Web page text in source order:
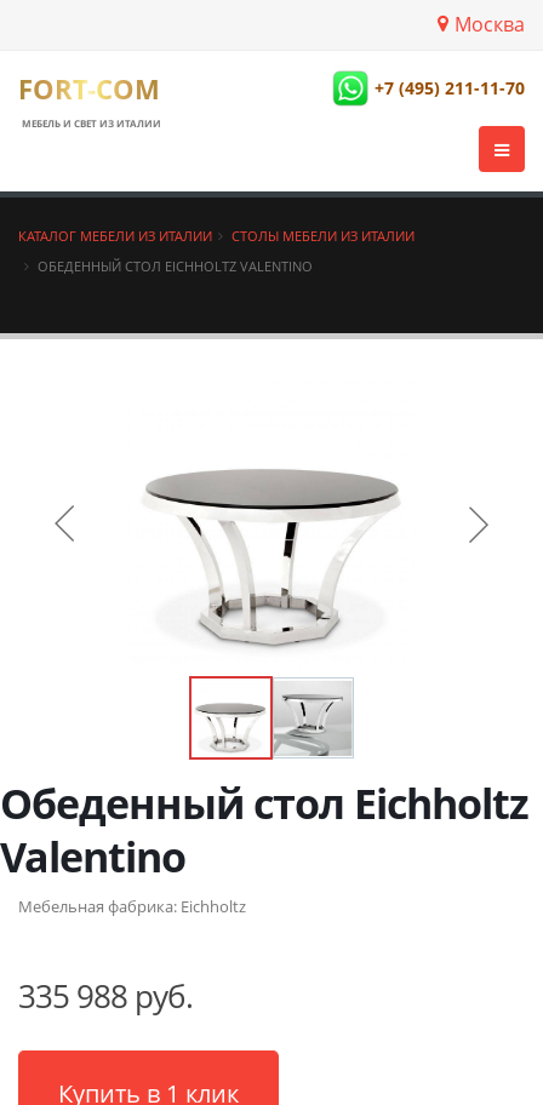
Москва
FORT-COM
МЕБЕЛЬ И СВЕТ ИЗ ИТАЛИИ
+7 (495) 211-11-70
КАТАЛОГ МЕБЕЛИ ИЗ ИТАЛИИ
СТОЛЫ МЕБЕЛИ ИЗ ИТАЛИИ
ОБЕДЕННЫЙ СТОЛ EICHHOLTZ VALENTINO
Обеденный стол Eichholtz
Valentino
Мебельная фабрика: Eichholtz
335 988 руб.
Купить в 1 клик